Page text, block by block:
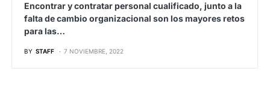
Encontrar y contratar personal cualificado, junto a la
falta de cambio organizacional son los mayores retos
para las…
BY STAFF 7 NOVIEMBRE, 2022